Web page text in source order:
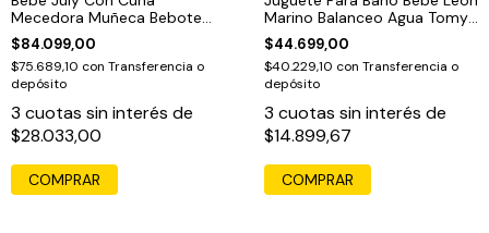
Mecedora Muñeca Bebote
Articulado Rayito
$84.099,00
$75.689,10 con Transferencia o
depósito
3 cuotas sin interés de
$28.033,00
Marino Balanceo Agua Tomy
92123
$44.699,00
$40.229,10 con Transferencia o
depósito
3 cuotas sin interés de
$14.899,67